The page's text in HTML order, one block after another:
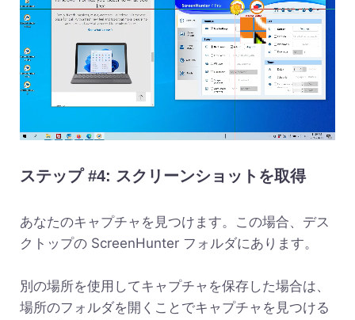
ステップ #4: スクリーンショットを取得
あなたのキャプチャを見つけます。この場合、デス
クトップの ScreenHunter フォルダにあります。
別の場所を使用してキャプチャを保存した場合は、
場所のフォルダを開くことでキャプチャを見つける